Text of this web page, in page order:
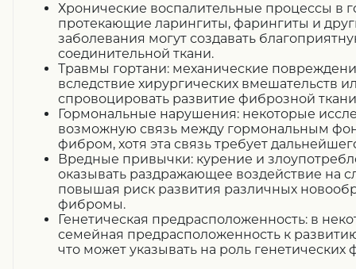
Хронические воспалительные процессы в
протекающие ларингиты, фарингиты и
заболевания могут создавать
соединительной ткани.
Травмы гортани: механические
вследствие хирургических вмешательств
спровоцировать развитие фиброзной
Гормональные нарушения: некоторые
возможную связь между гормональным
фибром, хотя эта связь требует
Вредные привычки: курение и
оказывать раздражающее воздействие на
повышая риск развития различных
фибромы.
Генетическая предрасположенность: в
семейная предрасположенность к
что может указывать на роль генетических